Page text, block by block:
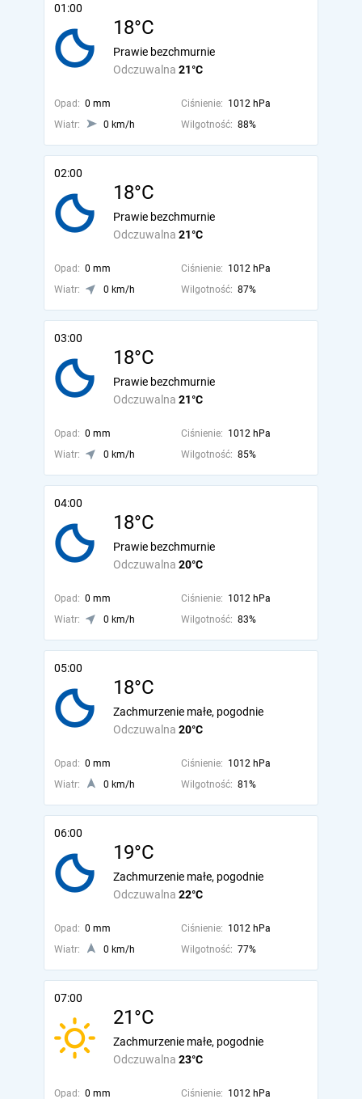
01:00
18°C
Odczuwalna 21°C
Prawie bezchmurnie
Opad: 0 mm Ciśnienie: 1012 hPa
Wiatr:
0 km/h Wilgotność: 88%
02:00
18°C
Odczuwalna 21°C
Prawie bezchmurnie
Opad: 0 mm Ciśnienie: 1012 hPa
Wiatr:
0 km/h Wilgotność: 87%
03:00
18°C
Odczuwalna 21°C
Prawie bezchmurnie
Opad: 0 mm Ciśnienie: 1012 hPa
Wiatr:
0 km/h Wilgotność: 85%
04:00
18°C
Odczuwalna 20°C
Prawie bezchmurnie
Opad: 0 mm Ciśnienie: 1012 hPa
Wiatr:
0 km/h Wilgotność: 83%
05:00
18°C
Odczuwalna 20°C
Zachmurzenie małe, pogodnie
Opad: 0 mm Ciśnienie: 1012 hPa
Wiatr:
0 km/h Wilgotność: 81%
06:00
19°C
Odczuwalna 22°C
Zachmurzenie małe, pogodnie
Opad: 0 mm Ciśnienie: 1012 hPa
Wiatr:
0 km/h Wilgotność: 77%
07:00
21°C
Odczuwalna 23°C
Zachmurzenie małe, pogodnie
Opad: 0 mm Ciśnienie: 1012 hPa